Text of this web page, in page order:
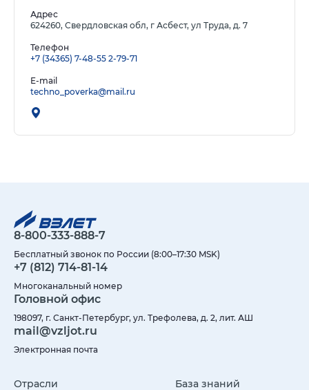
Адрес
624260, Свердловская обл, г Асбест, ул Труда, д. 7
Телефон
+7 (34365) 7-48-55 2-79-71
E-mail
techno_poverka@mail.ru
8-800-333-888-7
Бесплатный звонок по России (8:00–17:30 MSK)
+7 (812) 714-81-14
Многоканальный номер
Головной офис
198097, г. Санкт-Петербург, ул. Трефолева, д. 2, лит. АШ
mail@vzljot.ru
Электронная почта
Отрасли База знаний